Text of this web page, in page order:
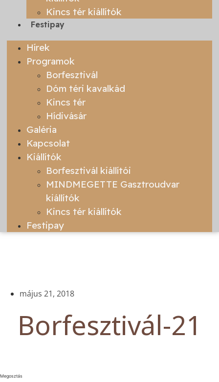
Kincs tér kiállítók
Festipay
Hírek
Programok
Borfesztivál
Dóm téri kavalkád
Kincs tér
Hídivásár
Galéria
Kapcsolat
Kiállítók
Borfesztivál kiállítói
MINDMEGETTE Gasztroudvar
kiállítók
Kincs tér kiállítók
Festipay
május 21, 2018
Borfesztivál-21
Megosztás